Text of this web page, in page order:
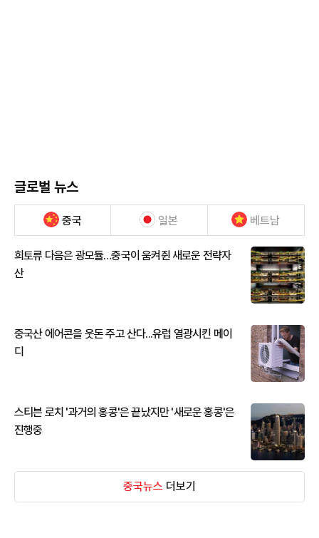
글로벌 뉴스
중국 일본 베트남
희토류 다음은 광모듈…중국이 움켜쥔 새로운 전략자
산
중국산 에어콘을 웃돈 주고 산다...유럽 열광시킨 메이
디
스티븐 로치 '과거의 홍콩'은 끝났지만 '새로운 홍콩'은
진행중
중국뉴스 더보기